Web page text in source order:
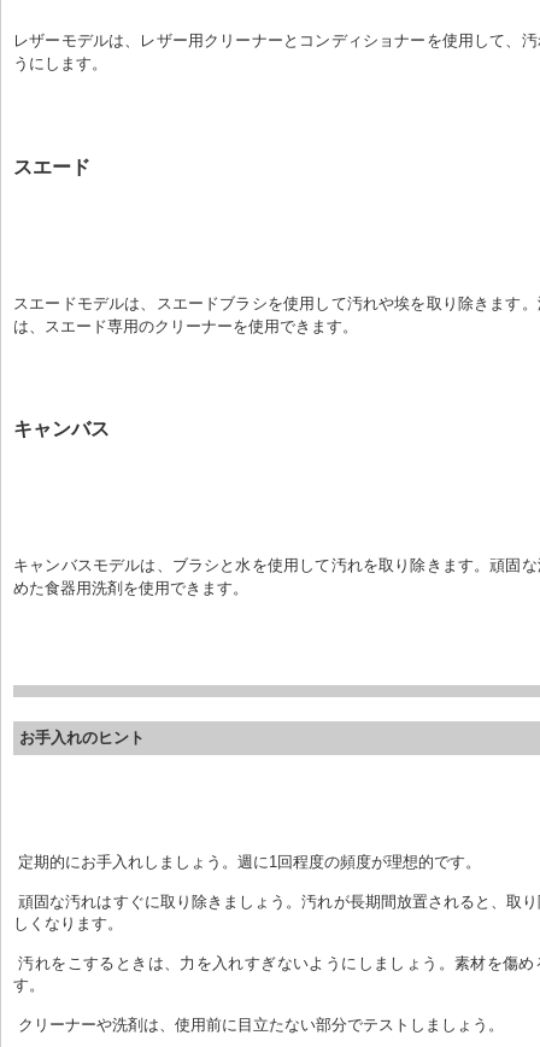
レザーモデルは、レザー用クリーナーとコンディショナーを使用して、
うにします。
スエード
スエードモデルは、スエードブラシを使用して汚れや埃を取り除きます
は、スエード専用のクリーナーを使用できます。
キャンバス
キャンバスモデルは、ブラシと水を使用して汚れを取り除きます。頑固
めた食器用洗剤を使用できます。
お手入れのヒント
定期的にお手入れしましょう。週に1回程度の頻度が理想的です。
頑固な汚れはすぐに取り除きましょう。汚れが長期間放置されると、取り除くのがさらに難
しくなります。
汚れをこするときは、力を入れすぎないようにしましょう。素材を傷める可能性がありま
す。
クリーナーや洗剤は、使用前に目立たない部分でテストしましょう。